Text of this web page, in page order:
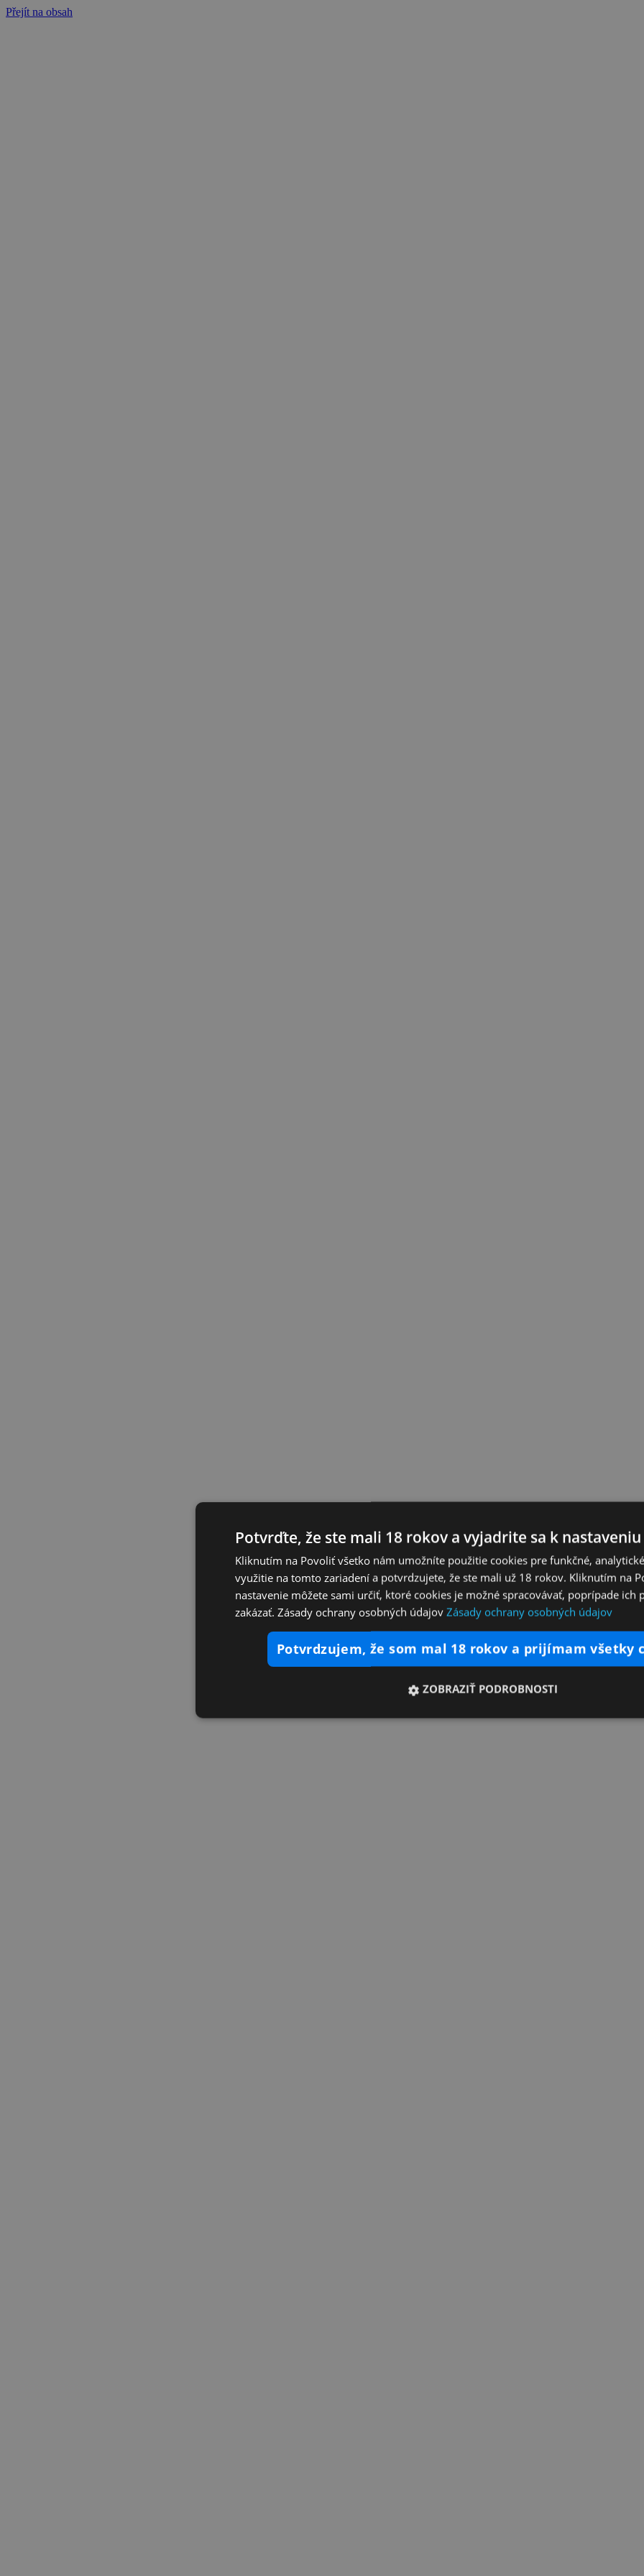
Přejít na obsah
Potvrďte, že ste mali 18 rokov a vyjadrite sa k
Kliknutím na Povoliť všetko nám umožníte použitie cookies pre funkčné,
využitie na tomto zariadení a potvrdzujete, že ste mali už 18 rokov. Kliknutím na
nastavenie môžete sami určiť, ktoré cookies je možné spracovávať, poprípade ich
zakázať. Zásady ochrany osobných údajov Zásady ochrany osobných údajov
potvrdzujem, že som mal 18 rokov a prijímam všetky
ZOBRAZIŤ PODROBNOSTI